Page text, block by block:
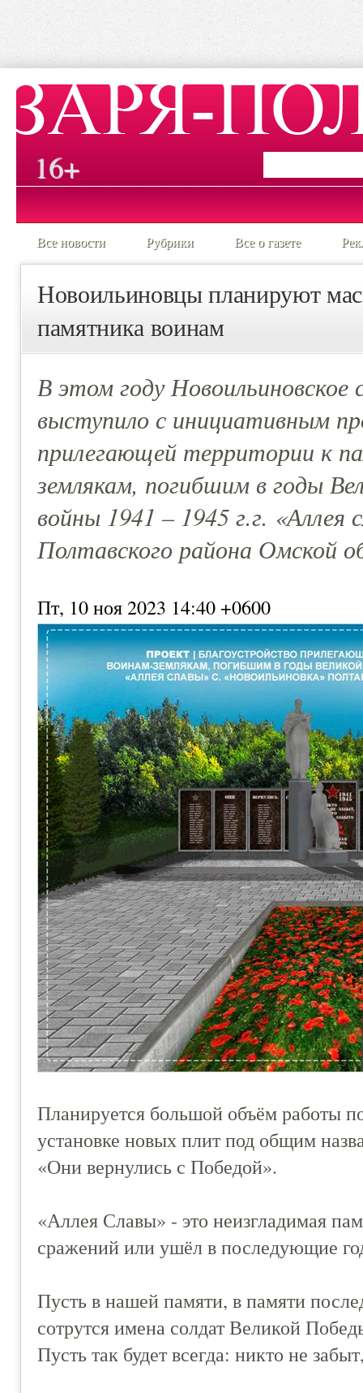
16+
Все новости Рубрики Все о газете
Новоильиновцы планируют
памятника воинам
В этом году Новоильиновское
выступило с инициативным
прилегающей территории к
землякам, погибшим в годы
войны 1941 – 1945 г.г. «Аллея
Полтавского района Омской
Пт, 10 ноя 2023 14:40 +0600
Планируется большой объём работы
установке новых плит под общим
«Они вернулись с Победой».
«Аллея Славы» - это неизгладимая
сражений или ушёл в последующие
Пусть в нашей памяти, в памяти
сотрутся имена солдат Великой
Пусть так будет всегда: никто не